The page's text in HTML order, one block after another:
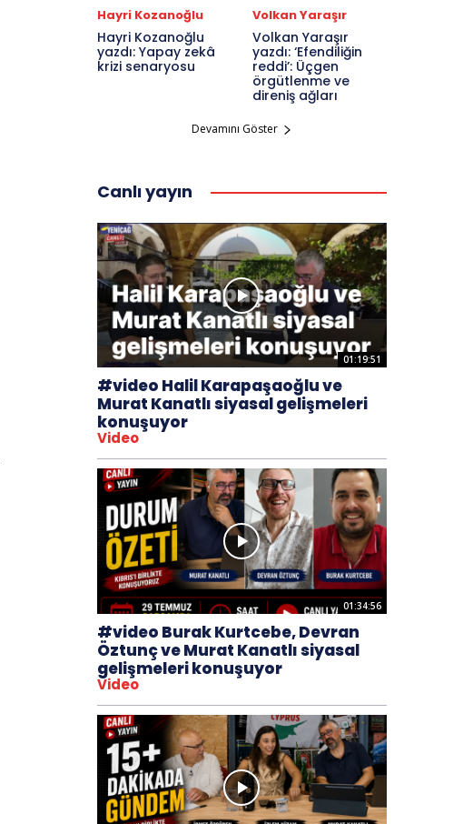
Hayri Kozanoğlu
Hayri Kozanoğlu
yazdı: Yapay zekâ
krizi senaryosu
Volkan Yaraşır
Volkan Yaraşır
yazdı: ‘Efendiliğin
reddi’: Üçgen
örgütlenme ve
direniş ağları
Devamını Göster
Canlı yayın
01:19:51
#video Halil Karapaşaoğlu ve
Murat Kanatlı siyasal gelişmeleri
konuşuyor
Video
01:34:56
#video Burak Kurtcebe, Devran
Öztunç ve Murat Kanatlı siyasal
gelişmeleri konuşuyor
Video